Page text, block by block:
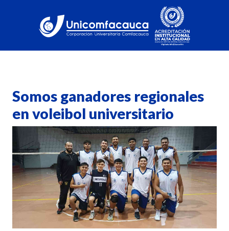
Somos ganadores regionales
en voleibol universitario